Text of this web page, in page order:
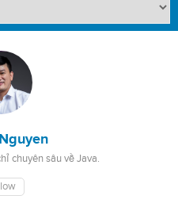
chuyên sâu về Java.